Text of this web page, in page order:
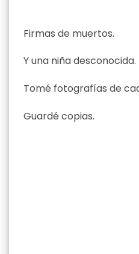
Firmas de muertos.
Y una niña desconocida.
Tomé fotografías de
Guardé copias.